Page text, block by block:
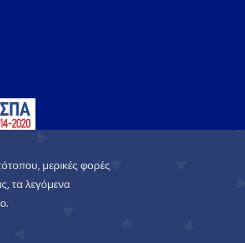
μερικές φορές
τα λεγόμενα